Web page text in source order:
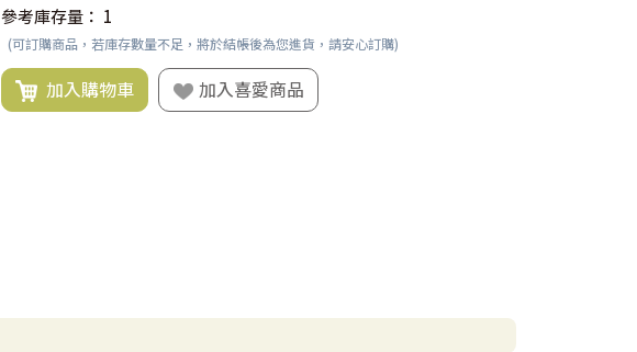
參考庫存量： 1
(可訂購商品，若庫存數量不足，將於結帳後為您進貨，請安心訂購)
加入購物車 加入喜愛商品